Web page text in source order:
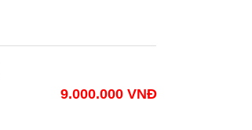
9.000.000 VNĐ